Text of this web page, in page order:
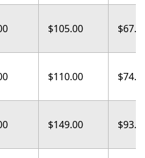
$105.00
$110.00
$149.00